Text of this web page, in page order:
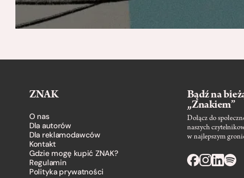
ZNAK
O nas
Dla autorów
Dla reklamodawców
Kontakt
Gdzie mogę kupić ZNAK?
Regulamin
Polityka prywatności
Bądź na
„Znakiem”
Dołącz do
naszych
w najlepszym